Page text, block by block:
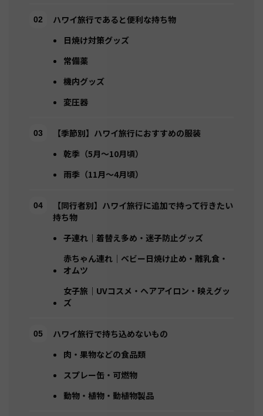
ハワイ旅行であると便利な持ち物
日焼け対策グッズ
常備薬
機内グッズ
変圧器
【季節別】ハワイ旅行におすすめの服装
乾季（5月～10月頃）
雨季（11月～4月頃）
【同行者別】ハワイ旅行に追加で持って行きたい
持ち物
子連れ｜着替え多め・迷子防止グッズ
赤ちゃん連れ｜ベビー日焼け止め・離乳食・
オムツ
女子旅｜UVコスメ・ヘアアイロン・映えグッ
ズ
ハワイ旅行で持ち込めないもの
肉・果物などの食品類
スプレー缶・可燃物
動物・植物・動植物製品